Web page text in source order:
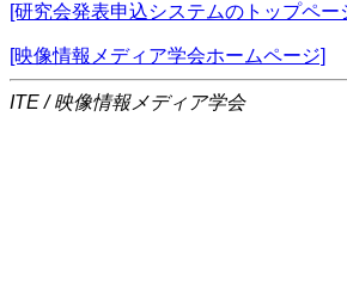
[研究会発表申込システムのトップペー
[映像情報メディア学会ホームページ]
ITE / 映像情報メディア学会